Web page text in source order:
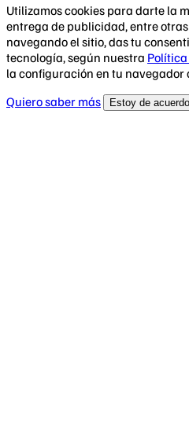
Utilizamos cookies para darte la
entrega de publicidad, entre
navegando el sitio, das tu
tecnología, según nuestra
la configuración en tu navegador
Quiero saber más
Estoy de acuerdo